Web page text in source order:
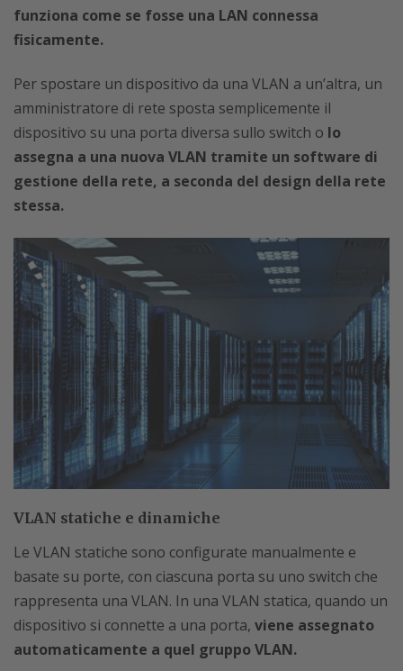
funziona come se fosse una LAN connessa
fisicamente.
Per spostare un dispositivo da una VLAN a un’altra, un
amministratore di rete sposta semplicemente il
dispositivo su una porta diversa sullo switch o lo
assegna a una nuova VLAN tramite un software di
gestione della rete, a seconda del design della rete
stessa.
VLAN statiche e dinamiche
Le VLAN statiche sono configurate manualmente e
basate su porte, con ciascuna porta su uno switch che
rappresenta una VLAN. In una VLAN statica, quando un
dispositivo si connette a una porta, viene assegnato
automaticamente a quel gruppo VLAN.